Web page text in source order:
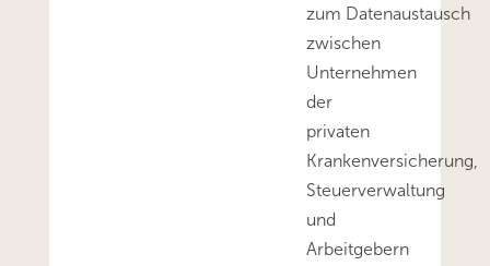
zum Datenaustausch
zwischen
Unternehmen
der
privaten
Krankenversicherung,
Steuerverwaltung
und
Arbeitgebern